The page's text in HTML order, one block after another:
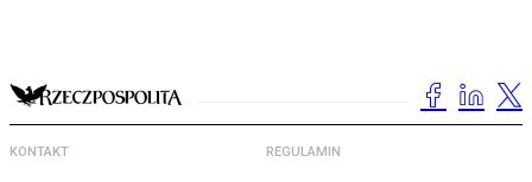
KONTAKT REGULAMIN